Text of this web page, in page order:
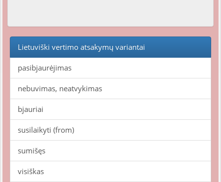
Lietuviški vertimo atsakymų variantai
pasibjaurėjimas
nebuvimas, neatvykimas
bjauriai
susilaikyti (from)
sumišęs
visiškas